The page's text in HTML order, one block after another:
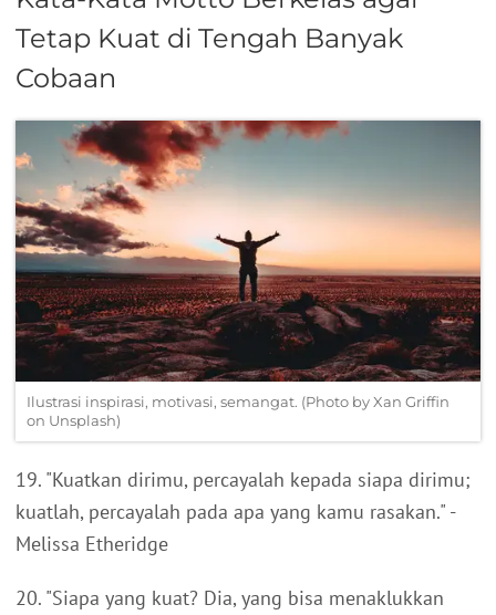
Tetap Kuat di Tengah Banyak
Cobaan
Ilustrasi inspirasi, motivasi, semangat. (Photo by Xan Griffin
on Unsplash)
19. "Kuatkan dirimu, percayalah kepada siapa dirimu;
kuatlah, percayalah pada apa yang kamu rasakan." -
Melissa Etheridge
20. "Siapa yang kuat? Dia, yang bisa menaklukkan